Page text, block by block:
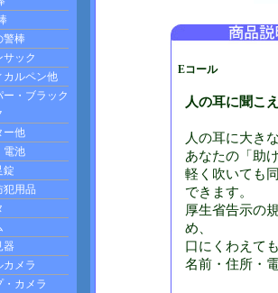
Eコール
人の耳に聞こ
人の耳に大き
あなたの「助
軽く吹いても
できます。
厚生省告示の
め、
口にくわえて
名前・住所・